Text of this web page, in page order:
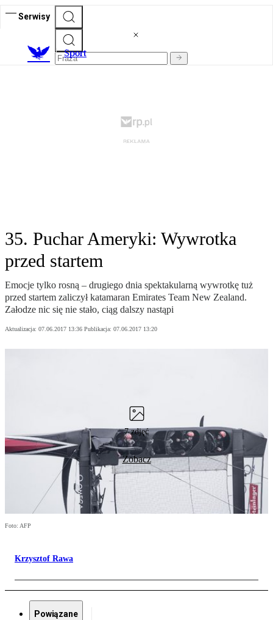
Serwisy
Sport
35. Puchar Ameryki: Wywrotka
przed startem
Emocje tylko rosną – drugiego dnia spektakularną wywrotkę tuż
przed startem zaliczył katamaran Emirates Team New Zealand.
Załodze nic się nie stało, ciąg dalszy nastąpi
Aktualizacja: 07.06.2017 13:36 Publikacja: 07.06.2017 13:20
7 zdjęć
Zobacz
Foto: AFP
Krzysztof Rawa
Powiązane